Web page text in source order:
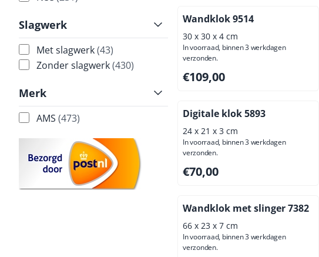
Slagwerk
Met slagwerk(43)
Zonder slagwerk(430)
Merk
AMS (473)
Wandklok 9514
30 x 30 x 4 cm
In voorraad, binnen 3 werkdagen
verzonden.
Prijs: 109,00, exclusief btw: 90,08
€109,00
Digitale klok 5893
24 x 21 x 3 cm
In voorraad, binnen 3 werkdagen
verzonden.
Prijs: 70,00, exclusief btw: 57,85
€70,00
Wandklok met slinger 7382
66 x 23 x 7 cm
In voorraad, binnen 3 werkdagen
verzonden.